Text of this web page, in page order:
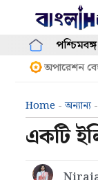
content
পশ্চিমবঙ্গ
অপারেশন
Home -অন্যান্য-
একটি